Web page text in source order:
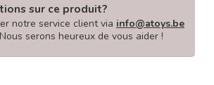
sur ce produit?
notre service client via info@atoys.be
serons heureux de vous aider !